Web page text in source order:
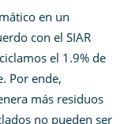
en un
con el SIAR
el 1.9% de
Por ende,
más residuos
no pueden ser